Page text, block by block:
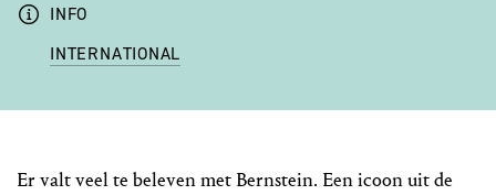
Er valt veel te beleven met Bernstein. Een icoon uit de
INFO
INTERNATIONAL